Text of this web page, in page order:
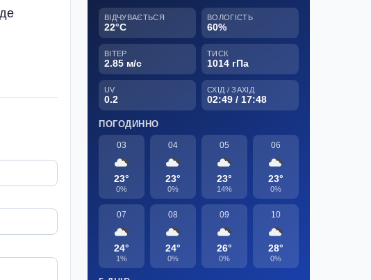
ВІДЧУВАЄТЬСЯ
22°C
ВОЛОГІСТЬ
60%
ВІТЕР
2.85 м/с
ТИСК
1014 гПа
UV
0.2
СХІД / ЗАХІД
02:49 / 17:48
ПОГОДИННО
03
23°
0%
04
23°
0%
05
23°
14%
06
23°
0%
07
24°
1%
08
24°
0%
09
26°
0%
10
28°
0%